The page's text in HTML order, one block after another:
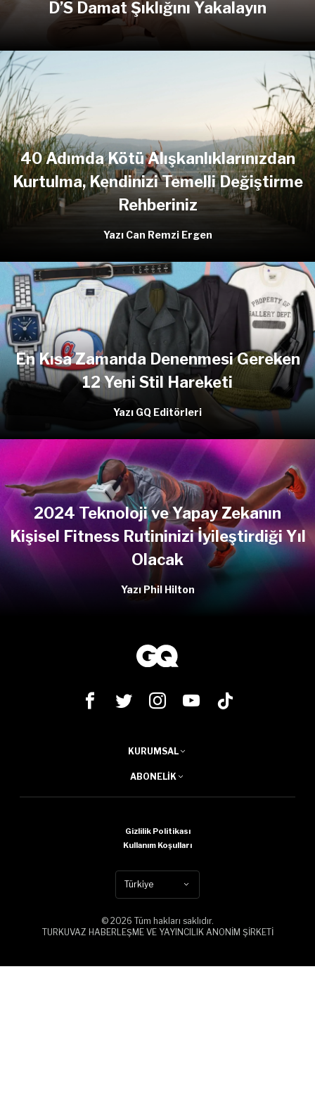
D’S Damat Şıklığını Yakalayın
40 Adımda Kötü Alışkanlıklarınızdan
Kurtulma, Kendinizi Temelli Değiştirme
Rehberiniz
Yazı Can Remzi Ergen
En Kısa Zamanda Denenmesi Gereken
12 Yeni Stil Hareketi
Yazı GQ Editörleri
2024 Teknoloji ve Yapay Zekanın
Kişisel Fitness Rutininizi İyileştirdiği Yıl
Olacak
Yazı Phil Hilton
KURUMSAL
ABONELIK
Gizlilik Politikası
Kullanım Koşulları
Türkiye
© 2026 Tüm hakları saklıdır.
TURKUVAZ HABERLEŞME VE YAYINCILIK ANONİM ŞİRKETİ